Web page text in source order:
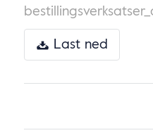
Last ned